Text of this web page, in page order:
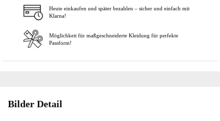
Heute einkaufen und später bezahlen – sicher und einfach mit
Klarna!
Möglichkeit für maßgeschneiderte Kleidung für perfekte
Passform!
Bilder Detail